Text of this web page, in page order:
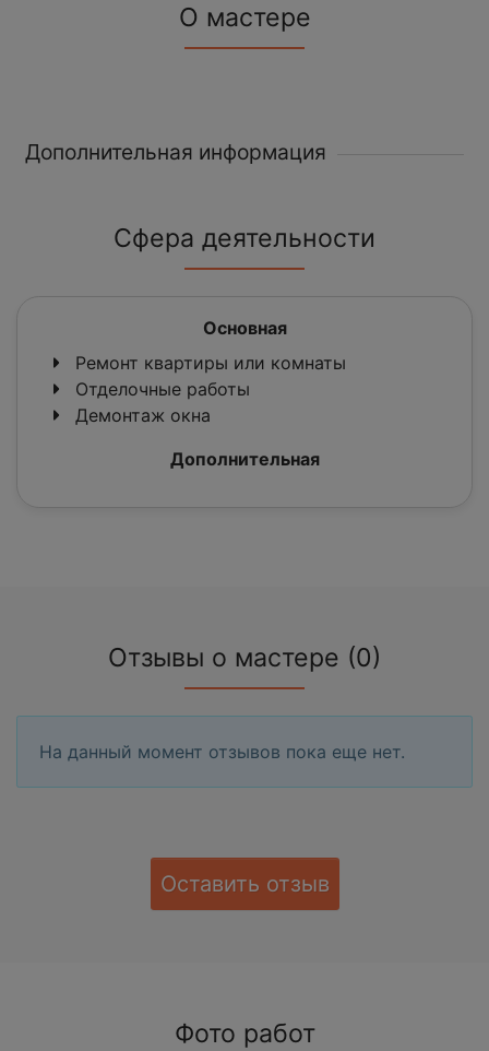
О мастере
Дополнительная информация
Сфера деятельности
Основная
Ремонт квартиры или комнаты
Отделочные работы
Демонтаж окна
Дополнительная
Отзывы о мастере (0)
На данный момент отзывов пока еще нет.
Оставить отзыв
Фото работ